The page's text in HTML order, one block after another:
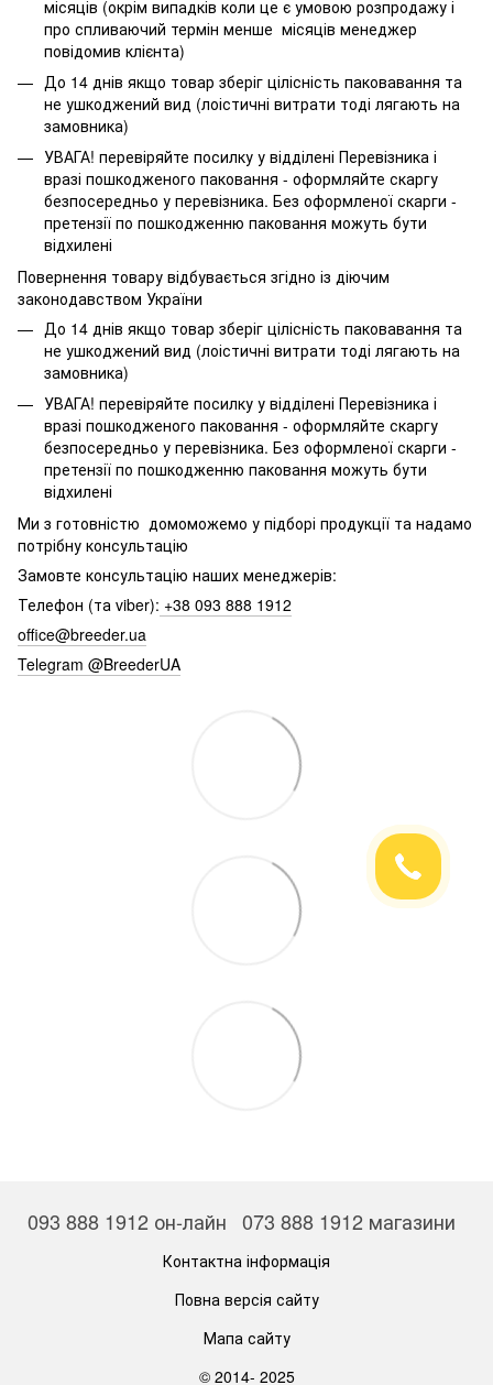
місяців (окрім випадків коли це є умовою розпродажу і
про спливаючий термін менше місяців менеджер
повідомив клієнта)
До 14 днів якщо товар зберіг цілісність паковавання та
не ушкоджений вид (лоістичні витрати тоді лягають на
замовника)
УВАГА! перевіряйте посилку у відділені Перевізника і
вразі пошкодженого паковання - оформляйте скаргу
безпосередньо у перевізника. Без оформленої скарги -
претензії по пошкодженню паковання можуть бути
відхилені
Повернення товару відбувається згідно із діючим
законодавством України
До 14 днів якщо товар зберіг цілісність паковавання та
не ушкоджений вид (лоістичні витрати тоді лягають на
замовника)
УВАГА! перевіряйте посилку у відділені Перевізника і
вразі пошкодженого паковання - оформляйте скаргу
безпосередньо у перевізника. Без оформленої скарги -
претензії по пошкодженню паковання можуть бути
відхилені
Ми з готовністю домоможемо у підборі продукції та надамо
потрібну консультацію
Замовте консультацію наших менеджерів:
Телефон (та viber): +38 093 888 1912
office@breeder.ua
Telegram @BreederUA
093 888 1912 он-лайн 073 888 1912 магазини
Контактна інформація
Повна версія сайту
Мапа сайту
© 2014- 2025